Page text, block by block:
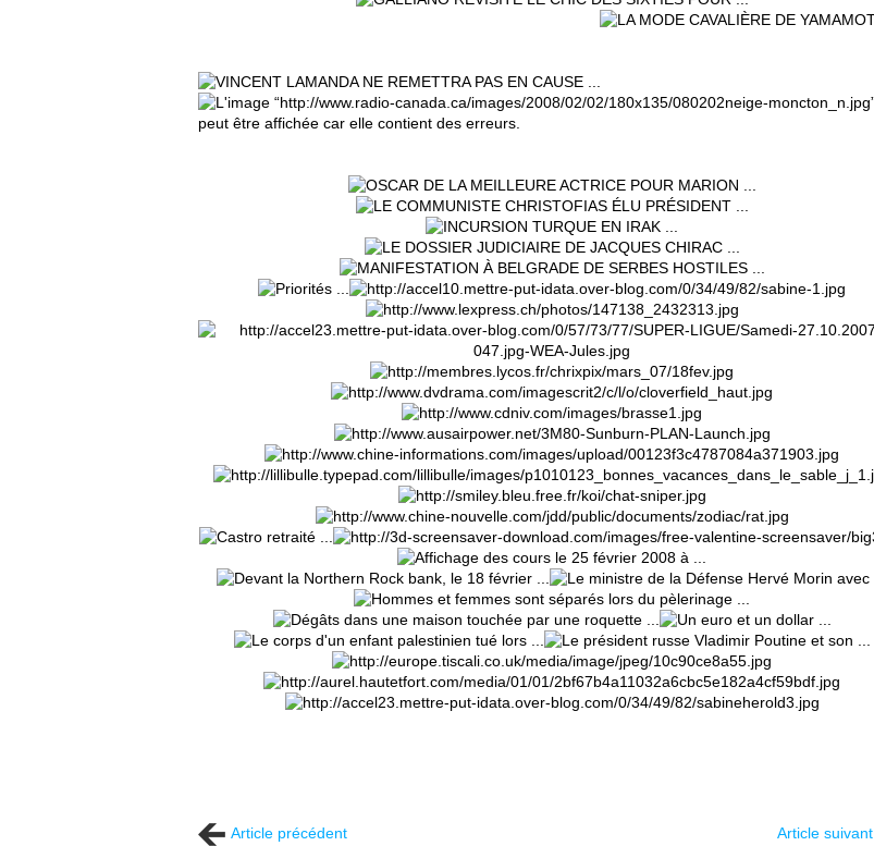
Article précédent Article suivant